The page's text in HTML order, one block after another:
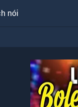
nói